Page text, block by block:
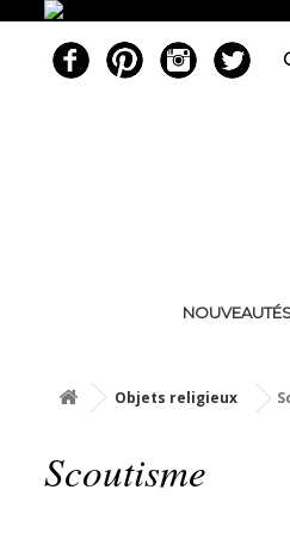
Objets religieux
Scoutisme